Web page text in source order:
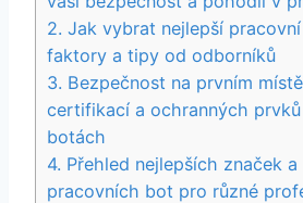
2. Jak⁤ vybrat nejlepší
faktory a tipy od⁤ odborníků
3. Bezpečnost⁢ na prvním
⁣certifikací a ochranných
‌botách
4. Přehled nejlepších značek
pracovních bot⁢ pro různé